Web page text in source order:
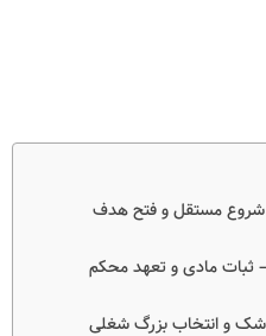
شروع مستقل و فتح هدف
– ثبات مادی و تعهد محکم
شک و انتخاب بزرگ شغلی